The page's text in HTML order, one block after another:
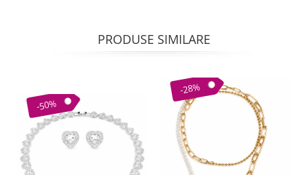
PRODUSE SIMILARE
-50%
-28%